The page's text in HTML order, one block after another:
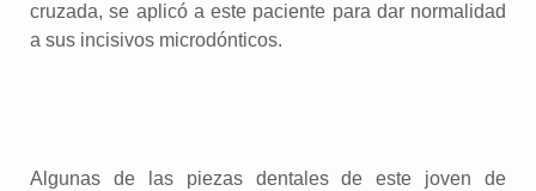
cruzada, se aplicó a este paciente para dar normalidad
a sus incisivos microdónticos.
Algunas de las piezas dentales de este joven de